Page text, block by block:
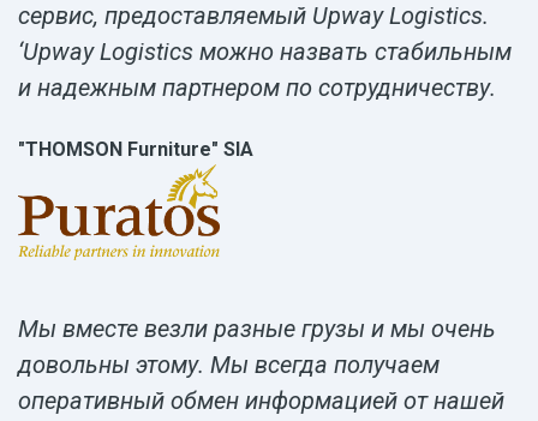
сервис, предоставляемый Upway Logistics.
‘Upway Logistics можно назвать стабильным
и надежным партнером по сотрудничеству.
"THOMSON Furniture" SIA
Мы вместе везли разные грузы и мы очень
довольны этому. Мы всегда получаем
оперативный обмен информацией от нашей